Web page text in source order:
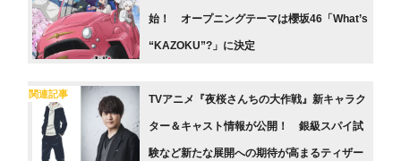
始！ オープニングテーマは櫻坂46「What’s
“KAZOKU”?」に決定
関連記事 TVアニメ『夜桜さんちの大作戦』新キャラク
ター＆キャスト情報が公開！ 銀級スパイ試
験など新たな展開への期待が高まるティザー